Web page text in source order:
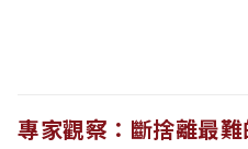
專家觀察：斷捨離最